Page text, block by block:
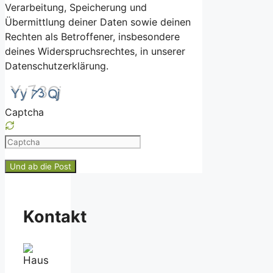
Verarbeitung, Speicherung und
Übermittlung deiner Daten sowie deinen
Rechten als Betroffener, insbesondere
deines Widerspruchsrechtes, in unserer
Datenschutzerklärung.
Captcha
Please
the
CAPTCHA
Kontakt